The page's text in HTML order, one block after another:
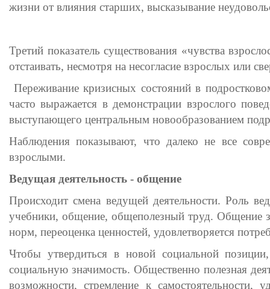
жизни от влияния старших, высказывание
Третий показатель существования «чувства
отстаивать, несмотря на несогласие взрослых или
Переживание кризисных состояний в
часто выражается в демонстрации взрослого
выступающего центральным новообразованием
Наблюдения показывают, что далеко не все
взрослыми.
Ведущая деятельность - общение
Происходит смена ведущей деятельности. Роль
учебники, общение, общеполезный труд. Общение
норм, переоценка ценностей, удовлетворяется
Чтобы утвердиться в новой социальной
социальную значимость. Общественно полезная
возможности, стремление к самостоятельности,